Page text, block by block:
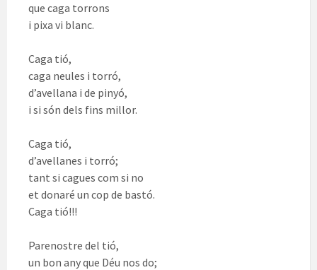
que caga torrons
i pixa vi blanc.
Caga tió,
caga neules i torró,
d’avellana i de pinyó,
i si són dels fins millor.
Caga tió,
d’avellanes i torró;
tant si cagues com si no
et donaré un cop de bastó.
Caga tió!!!
Parenostre del tió,
un bon any que Déu nos do;